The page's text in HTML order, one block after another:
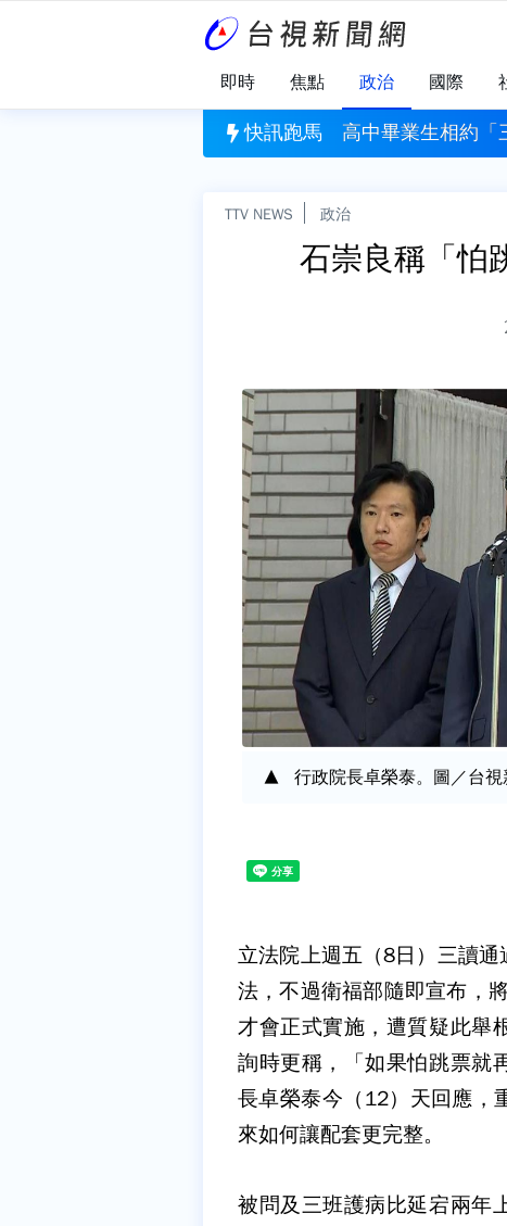
即時 焦點 政治 國際
快訊跑馬
「三峽河戲水」 1人溺水搶救不治 經過江和樹服
TTV NEWS 政治
石崇良稱「怕
行政院長卓榮泰。圖／台視
立法院上週五（8日）三讀
法，不過衛福部隨即宣布，
才會正式實施，遭質疑此舉
詢時更稱，「如果怕跳票就
長卓榮泰今（12）天回應，
來如何讓配套更完整。
被問及三班護病比延宕兩年